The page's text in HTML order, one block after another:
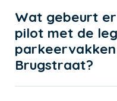
Wat gebeurt
pilot met de
Brugstraat?